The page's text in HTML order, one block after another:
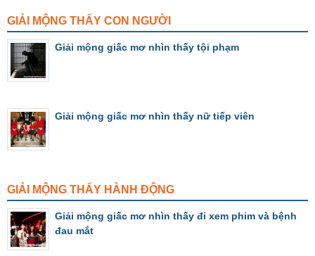
GIẢI MỘNG THẤY CON NGƯỜI
Giải mộng giấc mơ nhìn thấy tội phạm
Giải mộng giấc mơ nhìn thấy nữ tiếp viên
GIẢI MỘNG THẤY HÀNH ĐỘNG
Giải mộng giấc mơ nhìn thấy đi xem phim và bệnh
đau mắt